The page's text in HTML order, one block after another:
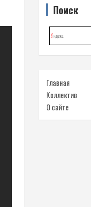
Поиск
Главная
Коллектив
О сайте